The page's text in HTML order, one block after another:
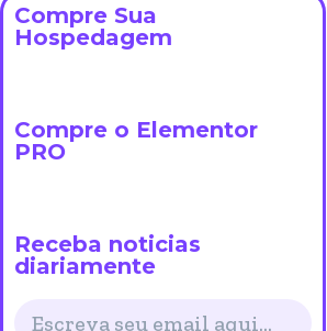
Compre Sua
Hospedagem
Compre o Elementor
PRO
Receba noticias
diariamente